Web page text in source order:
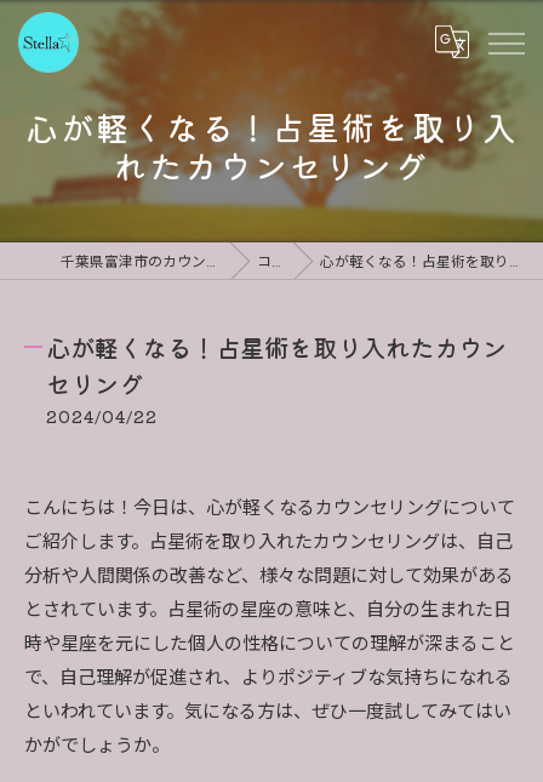
心が軽くなる！占星術を取り入
れたカウンセリング
千葉県富津市のカウンセリングならStella コラム 心が軽くなる！占星術を取り入れたカウンセリング
心が軽くなる！占星術を取り入れたカウン
セリング
2024/04/22
こんにちは！今日は、心が軽くなるカウンセリングについて
ご紹介します。占星術を取り入れたカウンセリングは、自己
分析や人間関係の改善など、様々な問題に対して効果がある
とされています。占星術の星座の意味と、自分の生まれた日
時や星座を元にした個人の性格についての理解が深まること
で、自己理解が促進され、よりポジティブな気持ちになれる
といわれています。気になる方は、ぜひ一度試してみてはい
かがでしょうか。